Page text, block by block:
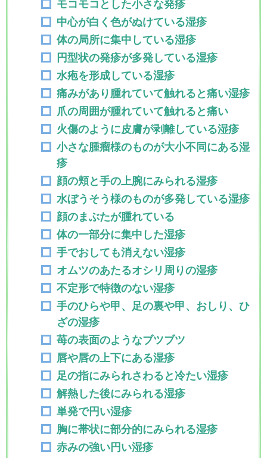
モコモコとした小さな発疹
中心が白く色がぬけている湿疹
体の局所に集中している湿疹
円型状の発疹が多発している湿疹
水疱を形成している湿疹
痛みがあり腫れていて触れると痛い湿疹
爪の周囲が腫れていて触れると痛い
火傷のように皮膚が剥離している湿疹
小さな腫瘤様のものが大小不同にある湿
疹
顔の頬と手の上腕にみられる湿疹
水ぼうそう様のものが多発している湿疹
顔のまぶたが腫れている
体の一部分に集中した湿疹
手でおしても消えない湿疹
オムツのあたるオシリ周りの湿疹
不定形で特徴のない湿疹
手のひらや甲、足の裏や甲、おしり、ひ
ざの湿疹
苺の表面のようなブツブツ
唇や唇の上下にある湿疹
足の指にみられさわると冷たい湿疹
解熱した後にみられる湿疹
単発で円い湿疹
胸に帯状に部分的にみられる湿疹
赤みの強い円い湿疹